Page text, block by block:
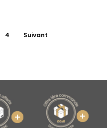
4 Suivant